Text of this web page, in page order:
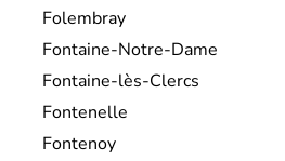
Folembray
Fontaine-Notre-Dame
Fontaine-lès-Clercs
Fontenelle
Fontenoy